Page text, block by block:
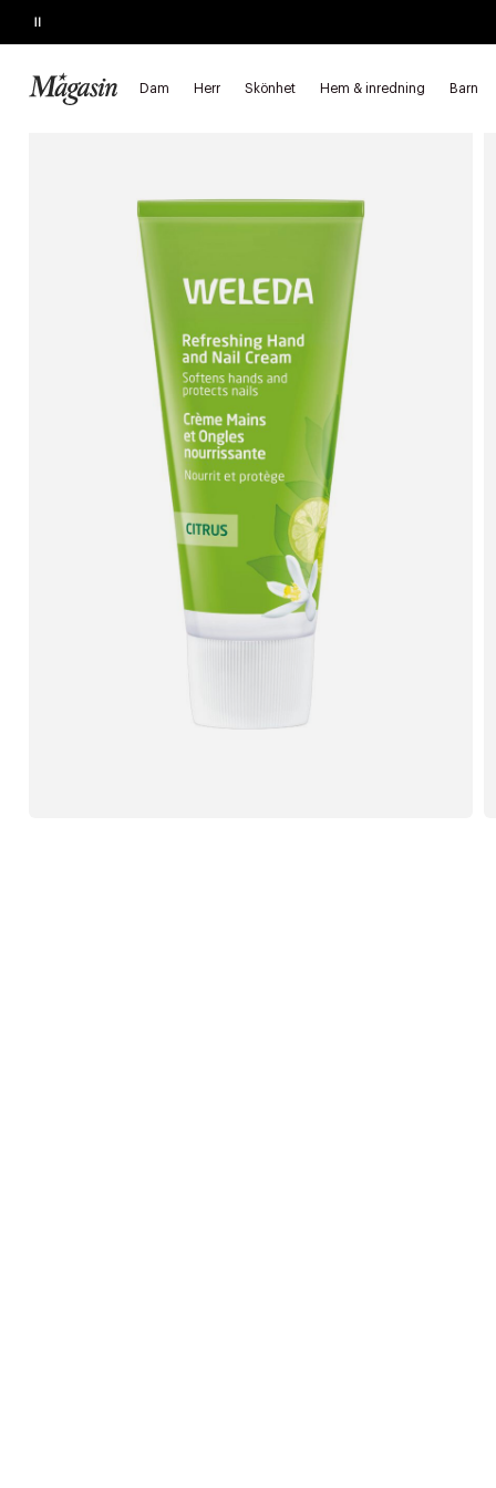
Pause
Dam Herr Skönhet Hem & inredning Barn
SLUTAR SNART
Startsida Skönhet Hudvård Hand- och fotvård Handvård